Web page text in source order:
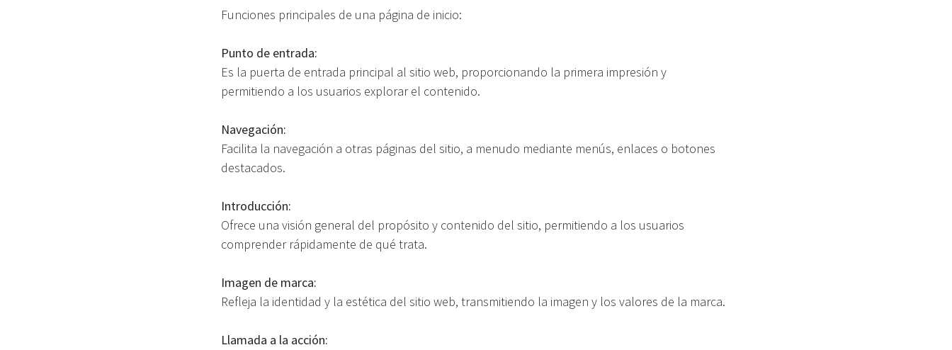
Funciones principales de una página de inicio:
Punto de entrada:
Es la puerta de entrada principal al sitio web, proporcionando la primera impresión y
permitiendo a los usuarios explorar el contenido.
Navegación:
Facilita la navegación a otras páginas del sitio, a menudo mediante menús, enlaces o botones
destacados.
Introducción:
Ofrece una visión general del propósito y contenido del sitio, permitiendo a los usuarios
comprender rápidamente de qué trata.
Imagen de marca:
Refleja la identidad y la estética del sitio web, transmitiendo la imagen y los valores de la marca.
Llamada a la acción: